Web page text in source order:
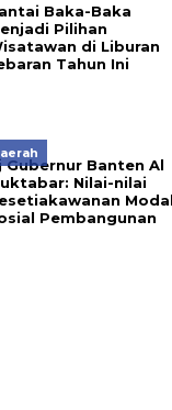
Baka-Baka
Pilihan
di Liburan
Tahun Ini
Gubernur Banten Al
Nilai-nilai
Modal
Pembangunan